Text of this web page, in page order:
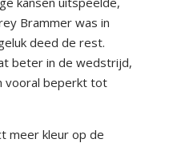
Brammer was in
deed de rest.
beter in de wedstrijd,
vooral beperkt tot
meer kleur op de